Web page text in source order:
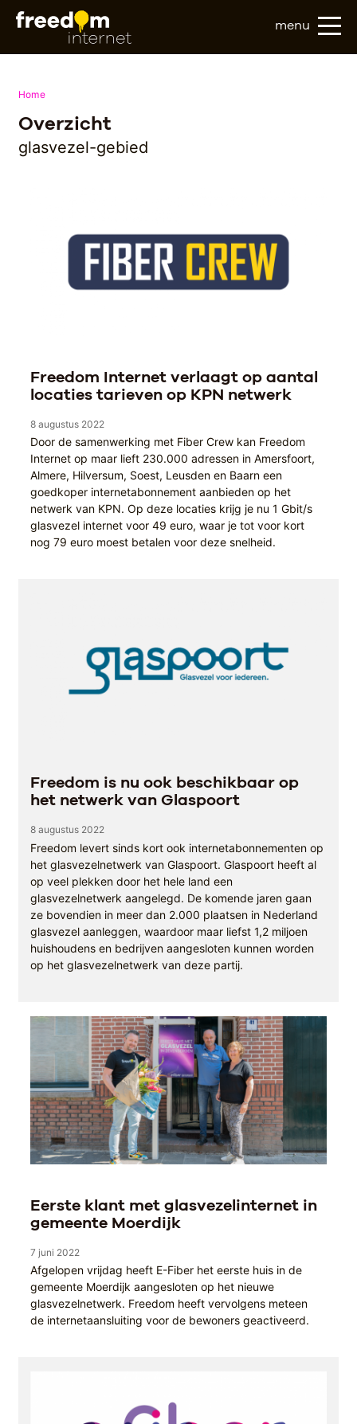
menu
Home
Overzicht
glasvezel-gebied
Freedom Internet verlaagt op aantal
locaties tarieven op KPN netwerk
8 augustus 2022
Door de samenwerking met Fiber Crew kan Freedom
Internet op maar lieft 230.000 adressen in Amersfoort,
Almere, Hilversum, Soest, Leusden en Baarn een
goedkoper internetabonnement aanbieden op het
netwerk van KPN. Op deze locaties krijg je nu 1 Gbit/s
glasvezel internet voor 49 euro, waar je tot voor kort
nog 79 euro moest betalen voor deze snelheid.
Freedom is nu ook beschikbaar op
het netwerk van Glaspoort
8 augustus 2022
Freedom levert sinds kort ook internetabonnementen op
het glasvezelnetwerk van Glaspoort. Glaspoort heeft al
op veel plekken door het hele land een
glasvezelnetwerk aangelegd. De komende jaren gaan
ze bovendien in meer dan 2.000 plaatsen in Nederland
glasvezel aanleggen, waardoor maar liefst 1,2 miljoen
huishoudens en bedrijven aangesloten kunnen worden
op het glasvezelnetwerk van deze partij.
Eerste klant met glasvezelinternet in
gemeente Moerdijk
7 juni 2022
Afgelopen vrijdag heeft E-Fiber het eerste huis in de
gemeente Moerdijk aangesloten op het nieuwe
glasvezelnetwerk. Freedom heeft vervolgens meteen
de internetaansluiting voor de bewoners geactiveerd.